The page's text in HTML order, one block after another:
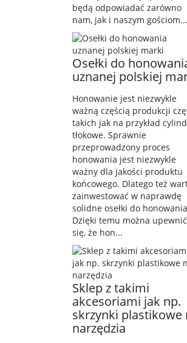
będą odpowiadać zarówno
nam, jak i naszym gościom...
Osełki do
uznanej polskiej
Honowanie jest niezwykle
ważną częścią produkcji
takich jak na przykład
tłokowe. Sprawnie
przeprowadzony proces
honowania jest niezwykle
ważny dla jakości produktu
końcowego. Dlatego też
zainwestować w naprawdę
solidne osełki do
Dzięki temu można upewnić
się, że hon...
Sklep z takimi
akcesoriami jak np.
skrzynki plastikowe
narzędzia